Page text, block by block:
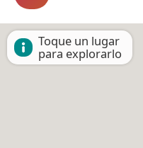
Toque un lugar
para explorarlo